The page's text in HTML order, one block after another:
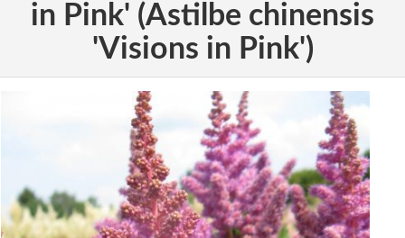
in Pink' (Astilbe chinensis
'Visions in Pink')